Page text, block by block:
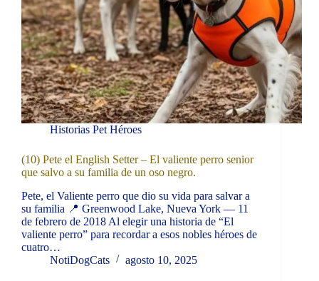
Historias Pet Héroes
(10) Pete el English Setter – El valiente perro senior
que salvo a su familia de un oso negro.
Pete, el Valiente perro que dio su vida para salvar a
su familia 📍 Greenwood Lake, Nueva York — 11
de febrero de 2018 Al elegir una historia de “El
valiente perro” para recordar a esos nobles héroes de
cuatro…
NotiDogCats
agosto 10, 2025